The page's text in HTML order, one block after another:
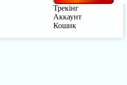
Трекінг
Аккаунт
Кошик